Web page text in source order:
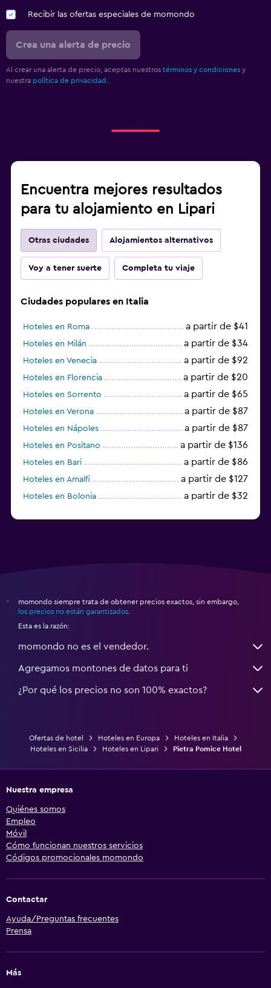
Recibir las ofertas especiales de momondo
Crea una alerta de precio
Al crear una alerta de precio, aceptas nuestros términos y condiciones y
nuestra política de privacidad.
Encuentra mejores resultados
para tu alojamiento en Lipari
Otras ciudades Alojamientos alternativos
Voy a tener suerte Completa tu viaje
Ciudades populares en Italia
Hoteles en Roma a partir de $41
Hoteles en Milán a partir de $34
Hoteles en Venecia a partir de $92
Hoteles en Florencia a partir de $20
Hoteles en Sorrento a partir de $65
Hoteles en Verona a partir de $87
Hoteles en Nápoles a partir de $87
Hoteles en Positano a partir de $136
Hoteles en Bari a partir de $86
Hoteles en Amalfi a partir de $127
Hoteles en Bolonia a partir de $32
*
momondo siempre trata de obtener precios exactos, sin embargo,
los precios no están garantizados
Esta es la razón:
momondo no es el vendedor.
Agregamos montones de datos para ti
¿Por qué los precios no son 100% exactos?
Ofertas de hotel Hoteles en Europa
Hoteles en Italia
Hoteles en Sicilia
Hoteles en Lipari Pietra Pomice Hotel
Nuestra empresa
Quiénes somos
Empleo
Móvil
Cómo funcionan nuestros servicios
Códigos promocionales momondo
Contactar
Ayuda/Preguntas frecuentes
Prensa
Más